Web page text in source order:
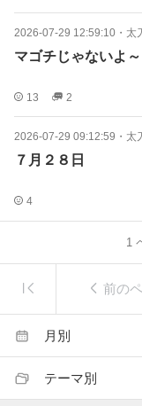
2026-07-29 12:59:10 ・ 太
マゴチじゃないよ～
13 2
2026-07-29 09:12:59 ・ 太
７月２８日
4
1
前の
月別
テーマ別